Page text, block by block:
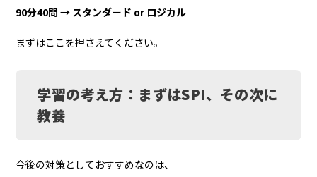
90分40問 → スタンダード or ロジカル
まずはここを押さえてください。
学習の考え方：まずはSPI、その次に
教養
今後の対策としておすすめなのは、